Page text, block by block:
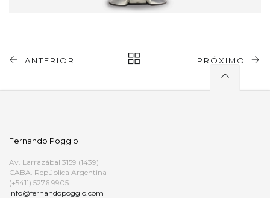
ANTERIOR PRÓXIMO
Fernando Poggio
Av. Larrazábal 3159 (1439)
CABA. República Argentina
(+5411) 5276 9905
info@fernandopoggio.com